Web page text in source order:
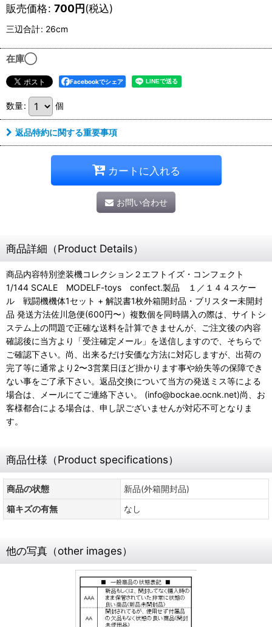
販売価格: 700円(税込)
三辺合計: 26cm
在庫◯
Facebookでシェア
数量: 個
返品特約に関する重要事項
カートに入れる
お問い合わせ
商品詳細（Product Details）
商品内容特別塗装機コレクション２エフトイズ・コンフェクト
1/144 SCALE MODELF-toys confect.製品 １／１４４スケー
ル 戦闘機機体1セット + 解説書1枚外箱開封品・ブリスター未開封
品 発送方法佐川急便(600円〜）複数個を同時購入の際は、サイトシ
ステム上の問題で正確な送料を計算できませんが、ご注文後の内容
確認後に当方より「受注確定メール」を送信しますので、そちらで
ご確認下さい。尚、出来るだけ安価な方法に対応しますが、出荷の
完了等に通常より2〜3営業日ほど掛かります事や紛失等の保障でき
ない事をご了承下さい。返品交換について当方の発送ミス等による
場合は、メールにてご連絡下さい。 (info@bockae.ocnk.net)尚、お
客様都合による場合は、申し訳ございませんが対応不可となりま
す。
商品仕様（Product specifications）
商品の状態
新品(外箱開封品)
箱キズの有無
なし
他の写真（other images）